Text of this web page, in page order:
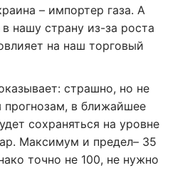
– импортер газа. А
нашу страну из-за роста
на наш торговый
страшно, но не
в ближайшее
сохраняться на уровне
Максимум и предел– 35
точно не 100, не нужно